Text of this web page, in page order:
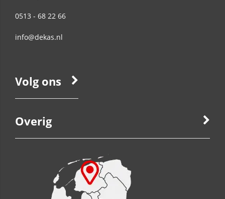
0513 - 68 22 66
info@dekas.nl
Volg ons
Overig